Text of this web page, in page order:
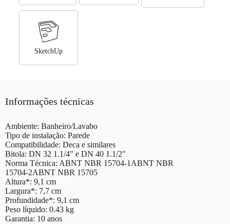
SketchUp
Informações técnicas
Ambiente: Banheiro/Lavabo
Tipo de instalação: Parede
Compatibilidade: Deca e similares
Bitola: DN 32 1.1/4" e DN 40 1.1/2"
Norma Técnica: ABNT NBR 15704-1ABNT NBR
15704-2ABNT NBR 15705
Altura*: 9,1 cm
Largura*: 7,7 cm
Profundidade*: 9,1 cm
Peso líquido: 0.43 kg
Garantia: 10 anos